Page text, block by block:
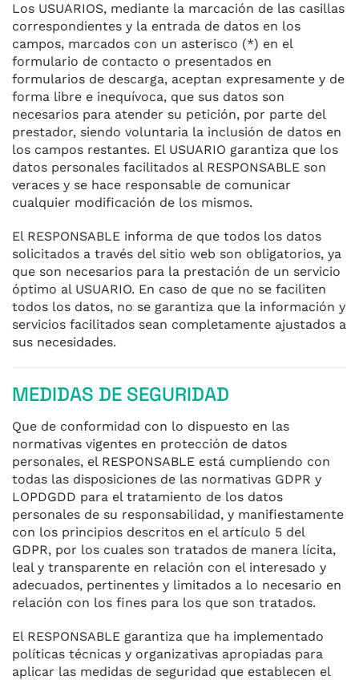
Los USUARIOS, mediante la marcación de las casillas
correspondientes y la entrada de datos en los
campos, marcados con un asterisco (*) en el
formulario de contacto o presentados en
formularios de descarga, aceptan expresamente y de
forma libre e inequívoca, que sus datos son
necesarios para atender su petición, por parte del
prestador, siendo voluntaria la inclusión de datos en
los campos restantes. El USUARIO garantiza que los
datos personales facilitados al RESPONSABLE son
veraces y se hace responsable de comunicar
cualquier modificación de los mismos.
El RESPONSABLE informa de que todos los datos
solicitados a través del sitio web son obligatorios, ya
que son necesarios para la prestación de un servicio
óptimo al USUARIO. En caso de que no se faciliten
todos los datos, no se garantiza que la información y
servicios facilitados sean completamente ajustados a
sus necesidades.
MEDIDAS DE SEGURIDAD
Que de conformidad con lo dispuesto en las
normativas vigentes en protección de datos
personales, el RESPONSABLE está cumpliendo con
todas las disposiciones de las normativas GDPR y
LOPDGDD para el tratamiento de los datos
personales de su responsabilidad, y manifiestamente
con los principios descritos en el artículo 5 del
GDPR, por los cuales son tratados de manera lícita,
leal y transparente en relación con el interesado y
adecuados, pertinentes y limitados a lo necesario en
relación con los fines para los que son tratados.
El RESPONSABLE garantiza que ha implementado
políticas técnicas y organizativas apropiadas para
aplicar las medidas de seguridad que establecen el